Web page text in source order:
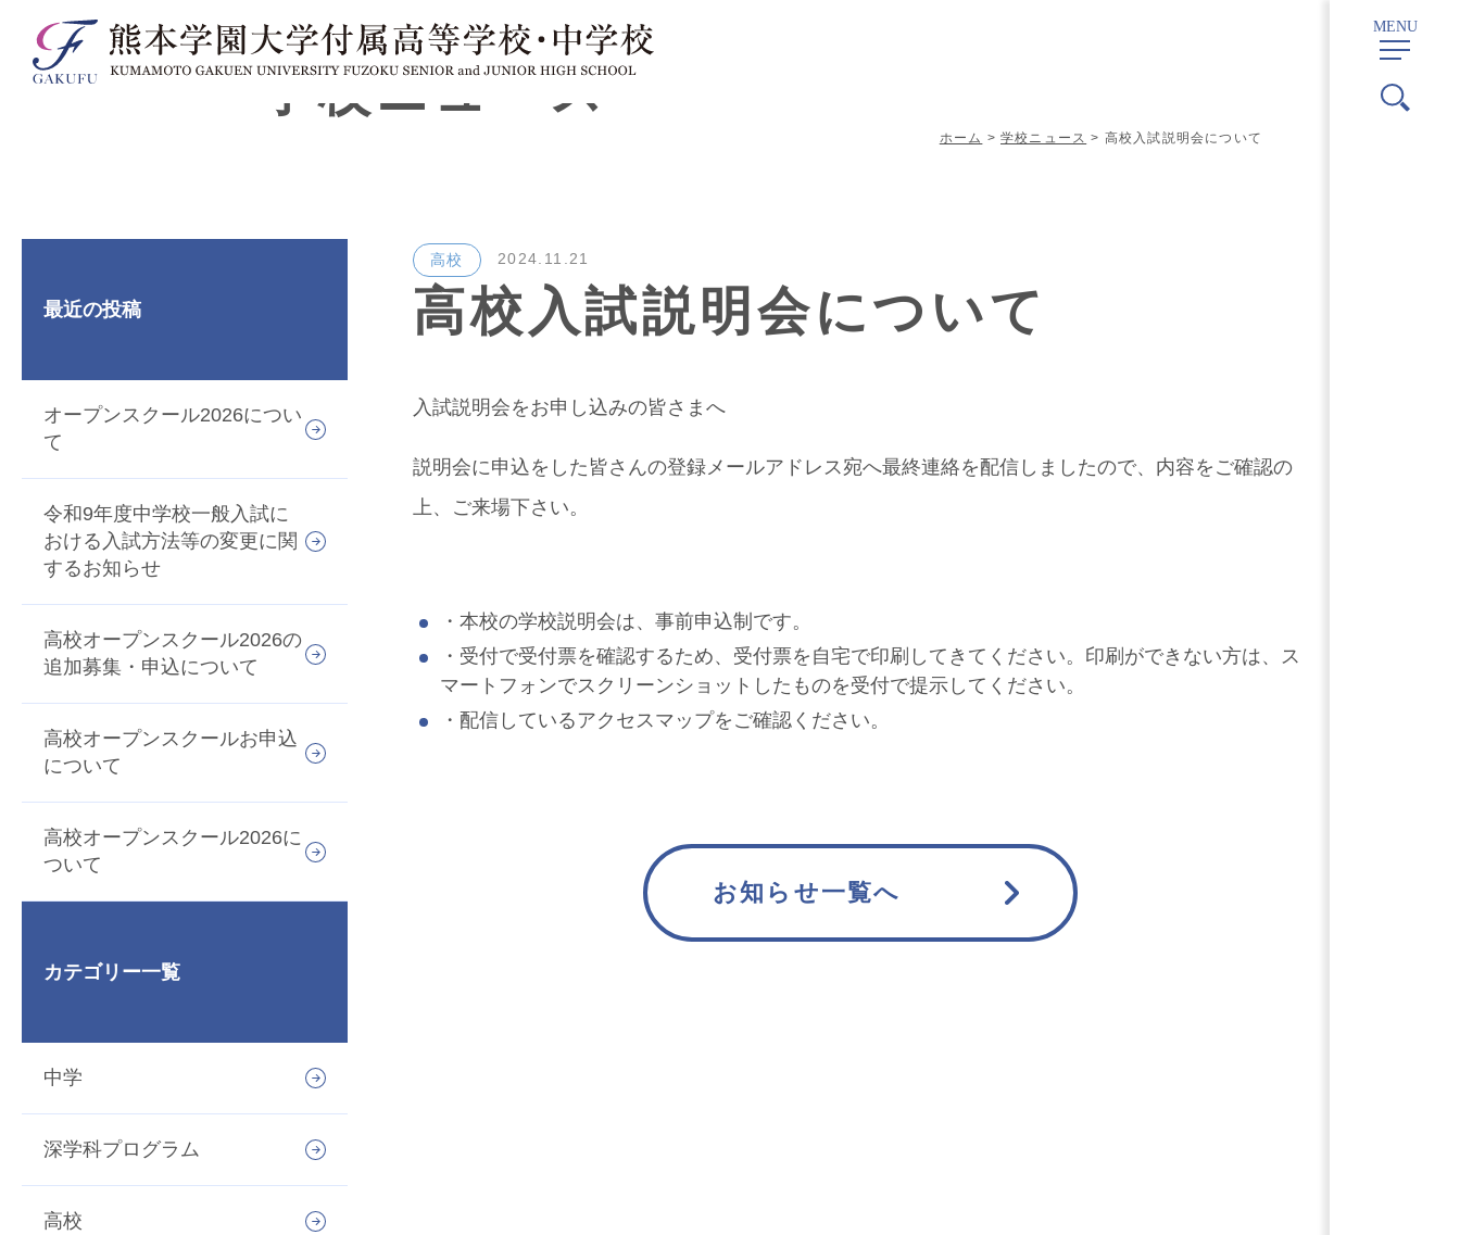
MENU
学校ニュース
ホーム > 学校ニュース > 高校入試説明会について
高校 2024.11.21
高校入試説明会について
入試説明会をお申し込みの皆さまへ
説明会に申込をした皆さんの登録メールアドレス宛へ最終連絡を配信しましたので、内容をご確認の
上、ご来場下さい。
・本校の学校説明会は、事前申込制です。
・受付で受付票を確認するため、受付票を自宅で印刷してきてください。印刷ができない方は、ス
マートフォンでスクリーンショットしたものを受付で提示してください。
・配信しているアクセスマップをご確認ください。
お知らせ一覧へ
最近の投稿
オープンスクール2026につい
て
令和9年度中学校一般入試に
おける入試方法等の変更に関
するお知らせ
高校オープンスクール2026の
追加募集・申込について
高校オープンスクールお申込
について
高校オープンスクール2026に
ついて
カテゴリー一覧
中学
深学科プログラム
高校